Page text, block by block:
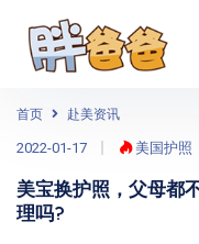
首页 赴美资讯
2022-01-17 美国护照
美宝换护照，父母都
理吗?